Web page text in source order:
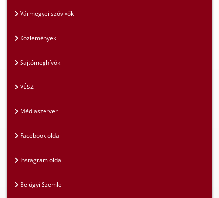
Vármegyei szóvivők
Közlemények
Sajtómeghívók
VÉSZ
Médiaszerver
Facebook oldal
Instagram oldal
Belügyi Szemle